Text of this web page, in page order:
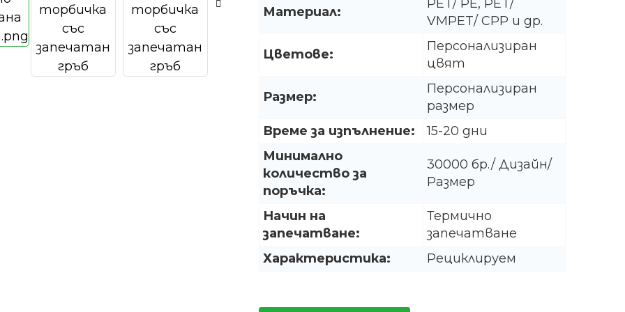
Материал:
PET/ PE, PET/
VMPET/ CPP и др.
Цветове:
Персонализиран
цвят
Размер:
Персонализиран
размер
Време за изпълнение:
15-20 дни
Минимално
количество за
поръчка:
30000 бр./ Дизайн/
Размер
Начин на
запечатване:
Термично
запечатване
Характеристика:
Рециклируем